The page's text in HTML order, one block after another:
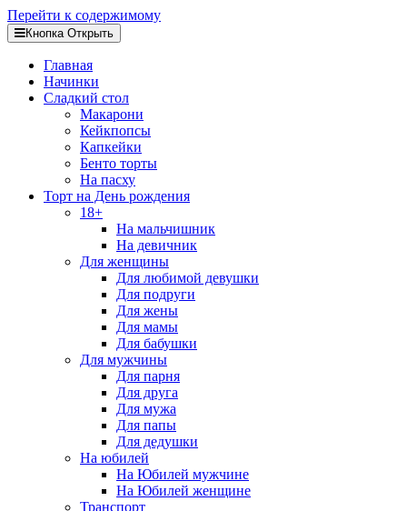
Перейти к содержимому
Кнопка Открыть
Главная
Начинки
Сладкий стол
Макарони
Кейкпопсы
Капкейки
Бенто торты
На пасху
Торт на День рождения
18+
На мальчишник
На девичник
Для женщины
Для любимой девушки
Для подруги
Для жены
Для мамы
Для бабушки
Для мужчины
Для парня
Для друга
Для мужа
Для папы
Для дедушки
На юбилей
На Юбилей мужчине
На Юбилей женщине
Транспорт